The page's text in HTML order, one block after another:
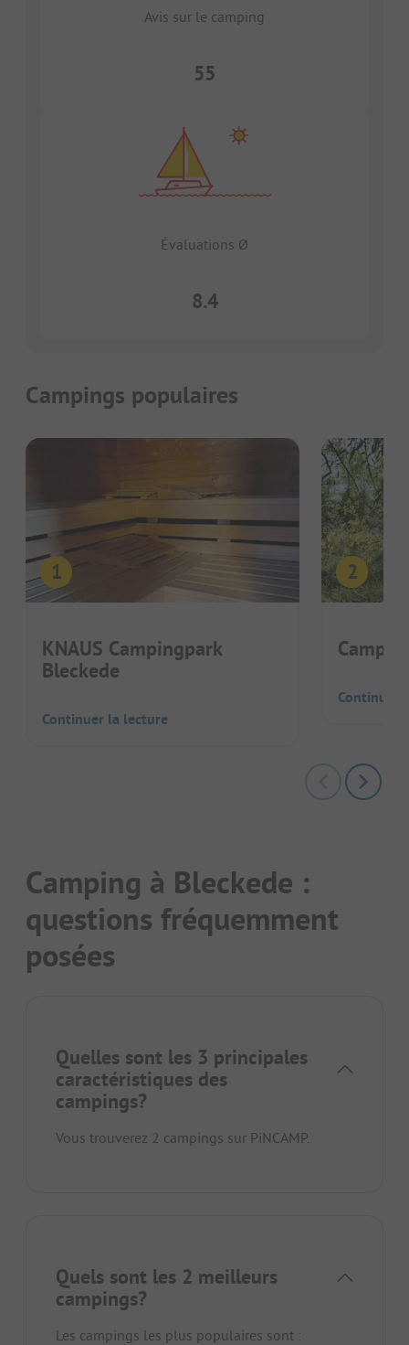
Avis sur le camping
55
Évaluations Ø
8.4
Campings populaires
KNAUS Campingpark
Bleckede
Continuer la lecture
Continuer
Camping à Bleckede :
questions fréquemment
posées
Quelles sont les 3 principales
caractéristiques des
campings?
Vous trouverez 2 campings sur PiNCAMP.
Quels sont les 2 meilleurs
campings?
Les campings les plus populaires sont :